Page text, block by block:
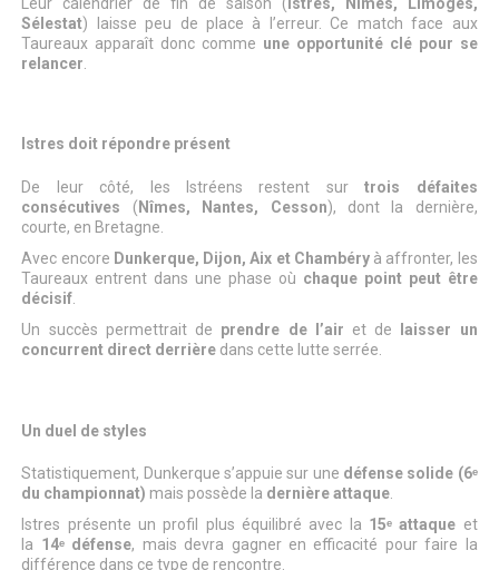
Sélestat) laisse peu de place à l’erreur. Ce match face aux
Taureaux apparaît donc comme une opportunité clé pour se
relancer
Istres doit répondre présent
De leur côté, les Istréens restent surtrois défaites
consécutives ( Nîmes, Nantes, Cesson), dont la dernière,
courte, en Bretagne.
Avec encore Dunkerque, Dijon, Aix et Chambéryà affronter, les
Taureaux entrent dans une phase où chaque point peut être
décisif
Un succès permettrait de prendre de l’air et de
laisser un
concurrent direct derrière dans cette lutte serrée.
Un duel de styles
Statistiquement, Dunkerque s’appuie sur une défense solide (6ᵉ
du championnat) mais possède la dernière attaque.
Istres présente un profil plus équilibré avec la 15ᵉ attaque et
la 14ᵉ défense, mais devra gagner en efficacité pour faire la
différence dans ce type de rencontre.